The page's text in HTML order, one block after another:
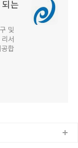
는
및
서
합